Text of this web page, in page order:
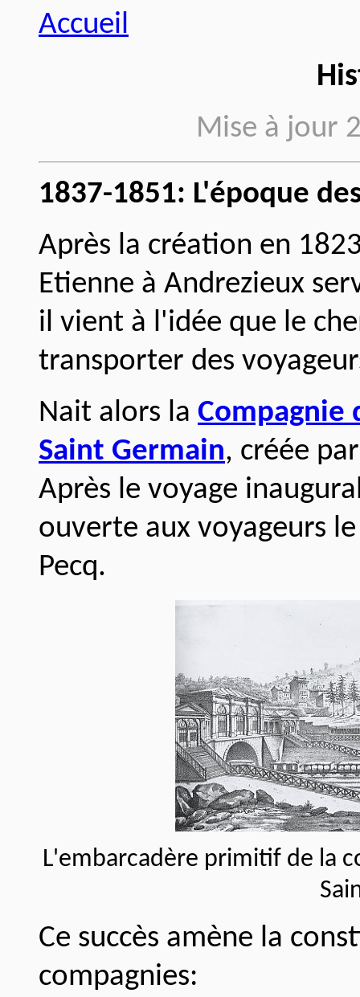
Accueil
Mise à jour
1837-1851: L'époque
Après la création en
Etienne à Andrezieux
il vient à l'idée que le
transporter des
Nait alors la Compagnie
Saint Germain, créée
Après le voyage
ouverte aux voyageurs
Pecq.
L'embarcadère primitif de la
Ce succès amène la
compagnies: